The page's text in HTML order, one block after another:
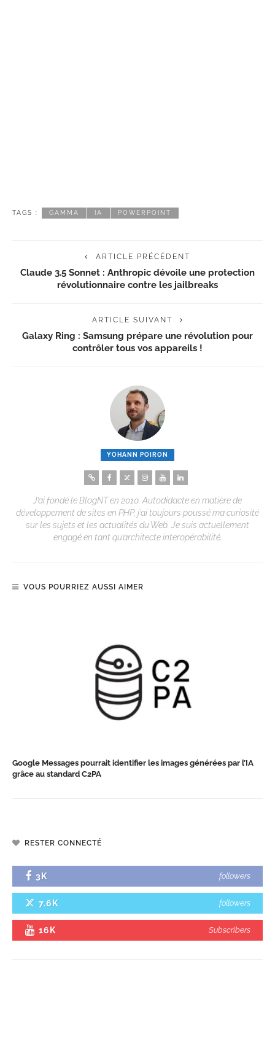
TAGS : GAMMA IA POWERPOINT
ARTICLE PRÉCÉDENT
Claude 3.5 Sonnet : Anthropic dévoile une protection
révolutionnaire contre les jailbreaks
ARTICLE SUIVANT
Galaxy Ring : Samsung prépare une révolution pour
contrôler tous vos appareils !
YOHANN POIRON
J’ai fondé le BlogNT en 2010. Autodidacte en matière de
développement de sites en PHP, j’ai toujours poussé ma curiosité
sur les sujets et les actualités du Web. Je suis actuellement
engagé en tant qu’architecte interopérabilité.
VOUS POURRIEZ AUSSI AIMER
Google Messages pourrait identifier les images générées par l’IA
grâce au standard C2PA
RESTER CONNECTÉ
3K followers
7.6K followers
16K Subscribers